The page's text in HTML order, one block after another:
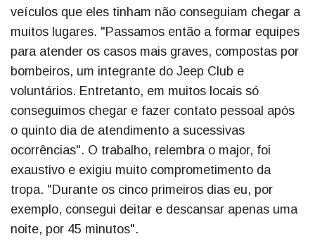
veículos que eles tinham não conseguiam chegar a
muitos lugares. "Passamos então a formar equipes
para atender os casos mais graves, compostas por
bombeiros, um integrante do Jeep Club e
voluntários. Entretanto, em muitos locais só
conseguimos chegar e fazer contato pessoal após
o quinto dia de atendimento a sucessivas
ocorrências". O trabalho, relembra o major, foi
exaustivo e exigiu muito comprometimento da
tropa. "Durante os cinco primeiros dias eu, por
exemplo, consegui deitar e descansar apenas uma
noite, por 45 minutos".